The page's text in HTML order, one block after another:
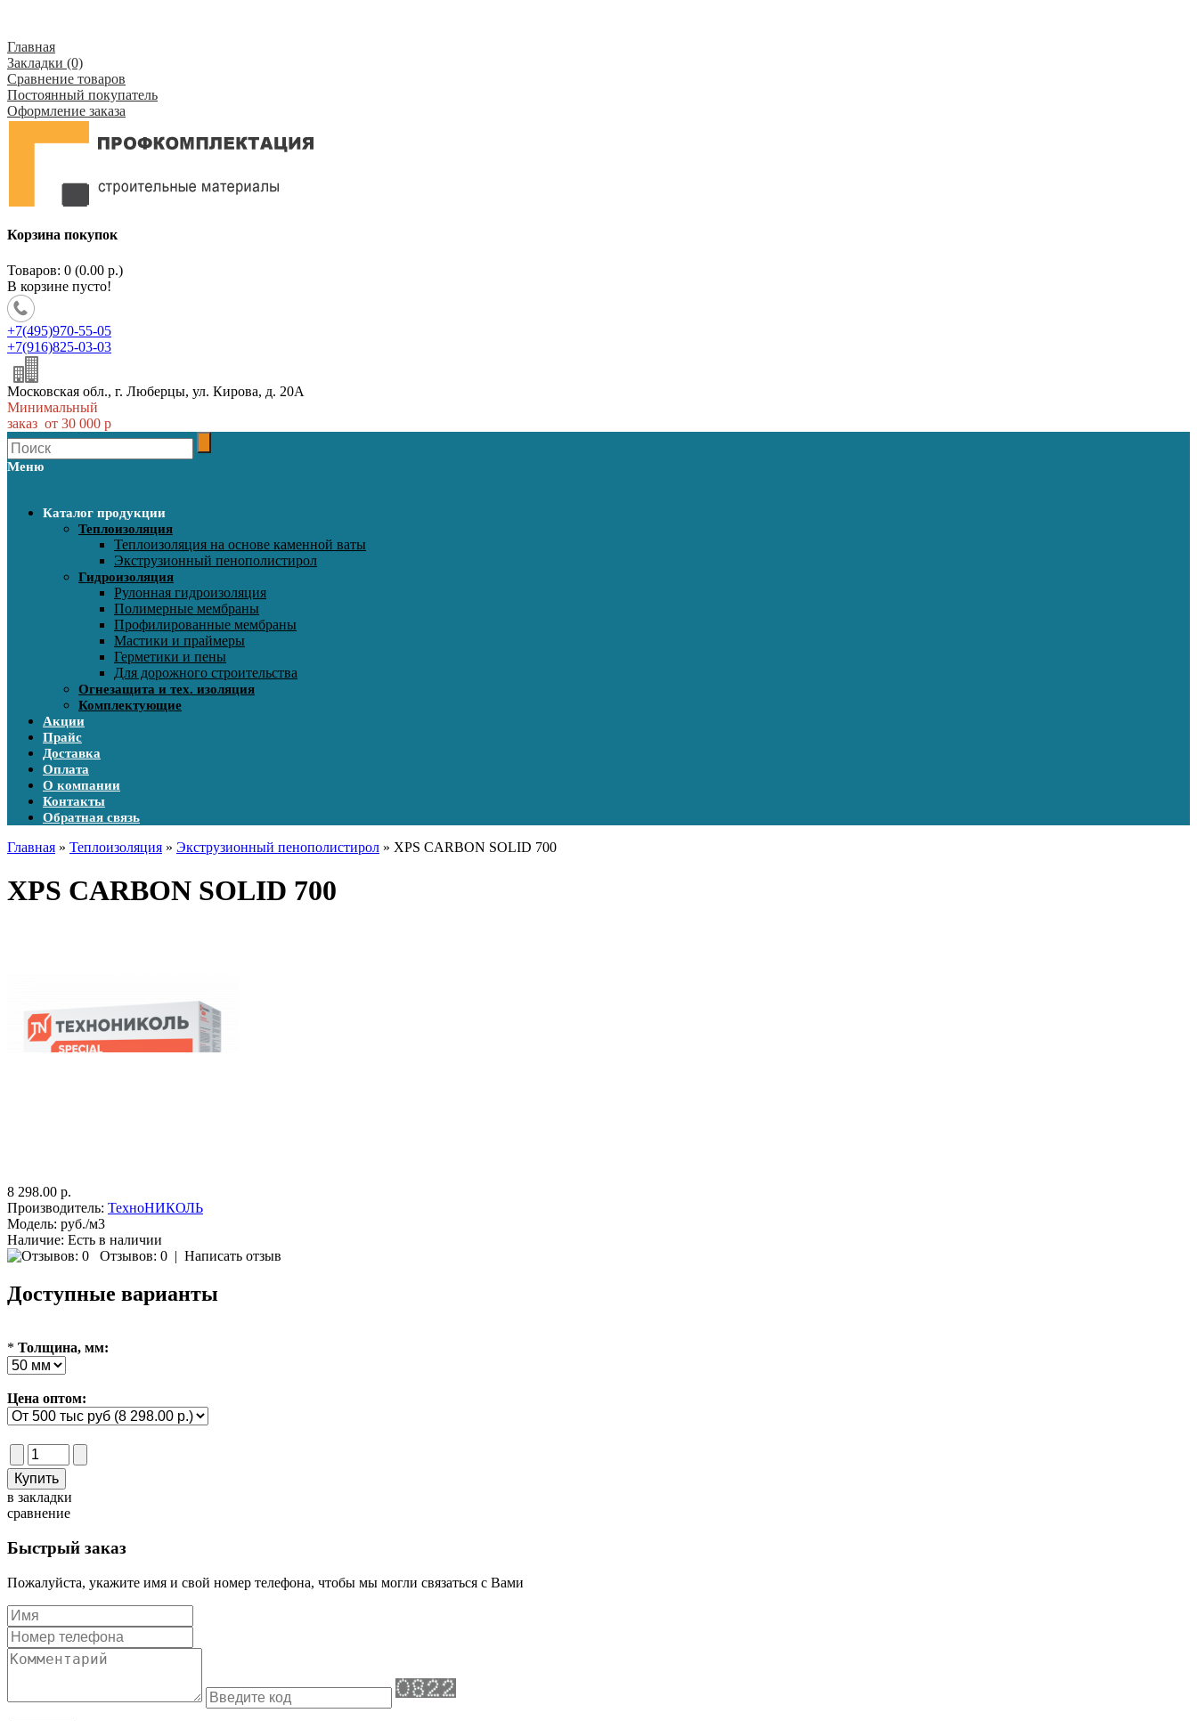
Главная
Закладки (0)
Сравнение товаров
Постоянный покупатель
Оформление заказа
Корзина покупок
Товаров: 0 (0.00 р.)
В корзине пусто!
+7(495)970-55-05
+7(916)825-03-03
Московская обл., г. Люберцы, ул. Кирова, д. 20А
Минимальный
заказ от 30 000 р
Меню
Каталог продукции
Теплоизоляция
Теплоизоляция на основе каменной ваты
Экструзионный пенополистирол
Гидроизоляция
Рулонная гидроизоляция
Полимерные мембраны
Профилированные мембраны
Мастики и праймеры
Герметики и пены
Для дорожного строительства
Огнезащита и тех. изоляция
Комплектующие
Акции
Прайс
Доставка
Оплата
О компании
Контакты
Обратная связь
Главная » Теплоизоляция » Экструзионный пенополистирол » XPS CARBON SOLID 700
XPS CARBON SOLID 700
8 298.00 р.
Производитель: ТехноНИКОЛЬ
Модель: руб./м3
Наличие: Есть в наличии
Отзывов: 0 | Написать отзыв
Доступные варианты
* Толщина, мм:
Цена оптом:
в закладки
сравнение
Быстрый заказ
Пожалуйста, укажите имя и свой номер телефона, чтобы мы могли связаться с Вами